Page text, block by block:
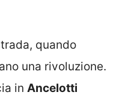
quando
una rivoluzione.
in Ancelotti